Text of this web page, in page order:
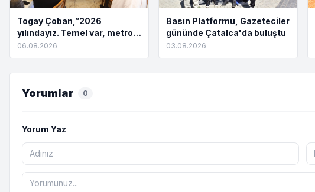
Togay Çoban,”2026
yılındayız. Temel var, metro
yok. Açılış töreni var, hizmet
yok”
06.08.2026
Basın Platformu, Gazeteciler
gününde Çatalca'da buluştu
03.08.2026
Yorumlar 0
Yorum Yaz